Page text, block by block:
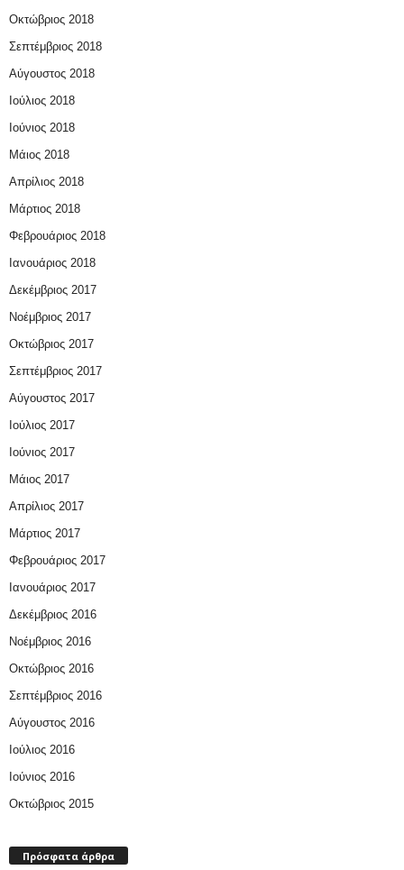
Οκτώβριος 2018
Σεπτέμβριος 2018
Αύγουστος 2018
Ιούλιος 2018
Ιούνιος 2018
Μάιος 2018
Απρίλιος 2018
Μάρτιος 2018
Φεβρουάριος 2018
Ιανουάριος 2018
Δεκέμβριος 2017
Νοέμβριος 2017
Οκτώβριος 2017
Σεπτέμβριος 2017
Αύγουστος 2017
Ιούλιος 2017
Ιούνιος 2017
Μάιος 2017
Απρίλιος 2017
Μάρτιος 2017
Φεβρουάριος 2017
Ιανουάριος 2017
Δεκέμβριος 2016
Νοέμβριος 2016
Οκτώβριος 2016
Σεπτέμβριος 2016
Αύγουστος 2016
Ιούλιος 2016
Ιούνιος 2016
Οκτώβριος 2015
Πρόσφατα άρθρα